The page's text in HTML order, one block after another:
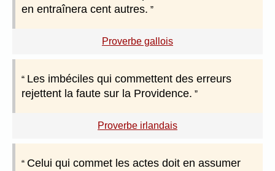
en entraînera cent autres.
Proverbe gallois
Les imbéciles qui commettent des erreurs
rejettent la faute sur la Providence.
Proverbe irlandais
Celui qui commet les actes doit en assumer